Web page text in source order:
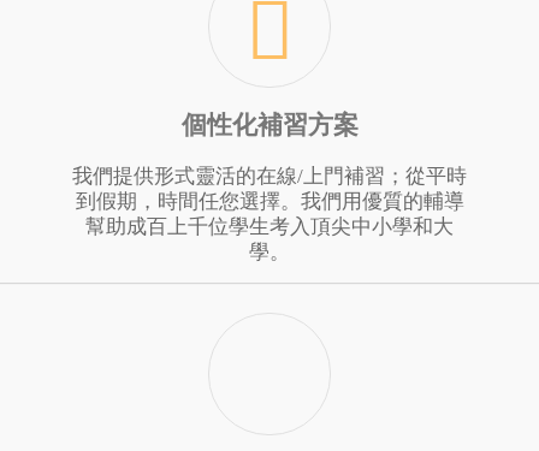
個性化補習方案
我們提供形式靈活的在線/上門補習；從平時
到假期，時間任您選擇。我們用優質的輔導
幫助成百上千位學生考入頂尖中小學和大
學。